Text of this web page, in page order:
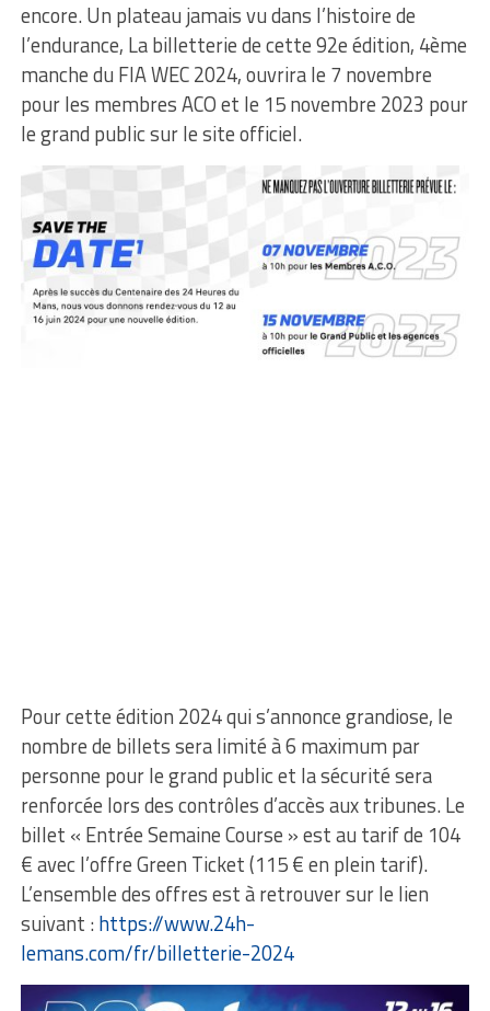
encore. Un plateau jamais vu dans l’histoire de
l’endurance, La billetterie de cette 92e édition, 4ème
manche du FIA WEC 2024, ouvrira le 7 novembre
pour les membres ACO et le 15 novembre 2023 pour
le grand public sur le site officiel.
Pour cette édition 2024 qui s’annonce grandiose, le
nombre de billets sera limité à 6 maximum par
personne pour le grand public et la sécurité sera
renforcée lors des contrôles d’accès aux tribunes. Le
billet « Entrée Semaine Course » est au tarif de 104
€ avec l’offre Green Ticket (115 € en plein tarif).
L’ensemble des offres est à retrouver sur le lien
suivant :https://www.24h-
lemans.com/fr/billetterie-2024